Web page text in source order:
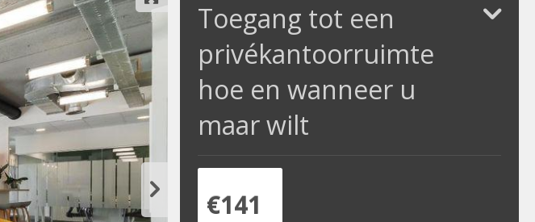
Toegang tot een
privékantoorruimte
hoe en wanneer u
maar wilt
€141